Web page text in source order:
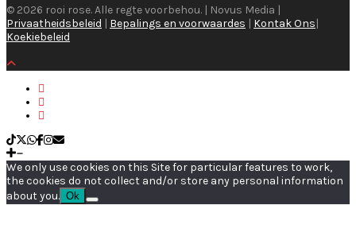
© 2026 rooi rose. Alle regte voorbehou. | Novus Media |
Privaatheidsbeleid | Bepalings en voorwaardes | Kontak Ons|
Koekiebeleid
We only use cookies on this Site for particular features to work,
the cookies do not collect and/or store any personal information
about you. Ok